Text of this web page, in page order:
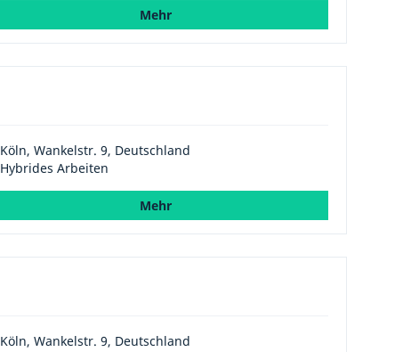
Mehr
Köln, Wankelstr. 9, Deutschland
Hybrides Arbeiten
Mehr
Köln, Wankelstr. 9, Deutschland